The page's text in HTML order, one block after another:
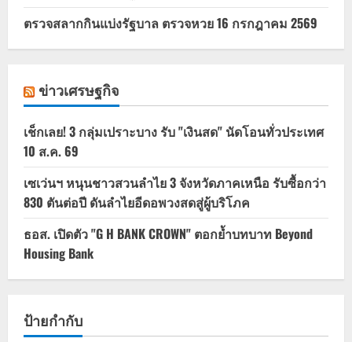
ตรวจสลากกินแบ่งรัฐบาล ตรวจหวย 16 กรกฎาคม 2569
ข่าวเศรษฐกิจ
เช็กเลย! 3 กลุ่มเปราะบาง รับ "เงินสด" นัดโอนทั่วประเทศ
10 ส.ค. 69
เซเว่นฯ หนุนชาวสวนลำไย 3 จังหวัดภาคเหนือ รับซื้อกว่า
830 ตันต่อปี ดันลำไยอีดอพวงสดสู่ผู้บริโภค
ธอส. เปิดตัว "G H BANK CROWN" ตอกย้ำบทบาท Beyond
Housing Bank
ป้ายกำกับ